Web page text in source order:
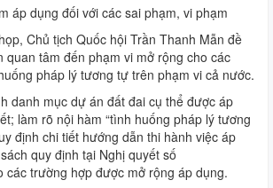
áp dụng đối với các sai phạm, vi phạm
Chủ tịch Quốc hội Trần Thanh Mẫn đề
quan tâm đến phạm vi mở rộng cho các
pháp lý tương tự trên phạm vi cả nước.
danh mục dự án đất đai cụ thể được áp
làm rõ nội hàm “tình huống pháp lý tương
định chi tiết hướng dẫn thi hành việc áp
quy định tại Nghị quyết số
các trường hợp được mở rộng áp dụng.